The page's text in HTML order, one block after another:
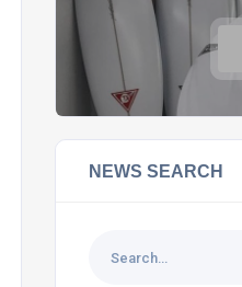
NEWS SEARCH